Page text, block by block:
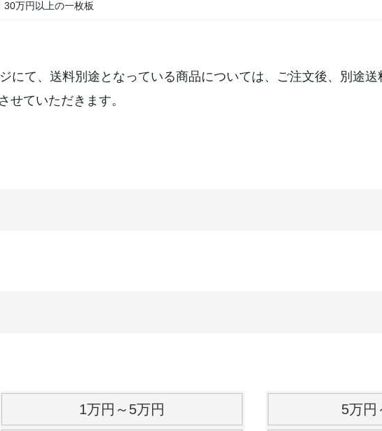
30万円以上の一枚板
にて、送料別途となっている商品については、ご注文後、別途
せていただきます。
1万円～5万円 5万円